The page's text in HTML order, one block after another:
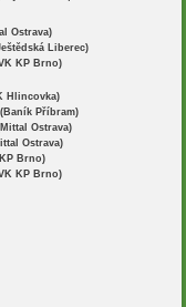
Ostrava)
Liberec)
KP Brno)
Hlincovka)
Příbram)
Ostrava)
Ostrava)
Brno)
KP Brno)